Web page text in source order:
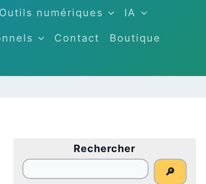
Outils numériques IA
Contact Boutique
Rechercher
🔎